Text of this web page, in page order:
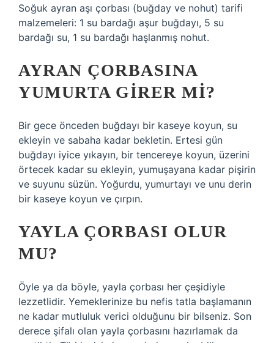
Soğuk ayran aşı çorbası (buğday ve nohut) tarifi
malzemeleri: 1 su bardağı aşur buğdayı, 5 su
bardağı su, 1 su bardağı haşlanmış nohut.
AYRAN ÇORBASINA
YUMURTA GIRER MI?
Bir gece önceden buğdayı bir kaseye koyun, su
ekleyin ve sabaha kadar bekletin. Ertesi gün
buğdayı iyice yıkayın, bir tencereye koyun, üzerini
örtecek kadar su ekleyin, yumuşayana kadar pişirin
ve suyunu süzün. Yoğurdu, yumurtayı ve unu derin
bir kaseye koyun ve çırpın.
YAYLA ÇORBASI OLUR
MU?
Öyle ya da böyle, yayla çorbası her çeşidiyle
lezzetlidir. Yemeklerinize bu nefis tatla başlamanın
ne kadar mutluluk verici olduğunu bir bilseniz. Son
derece şifalı olan yayla çorbasını hazırlamak da